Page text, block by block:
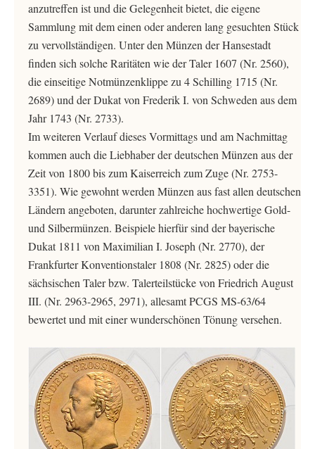
anzutreffen ist und die Gelegenheit bietet, die eigene
Sammlung mit dem einen oder anderen lang gesuchten Stück
zu vervollständigen. Unter den Münzen der Hansestadt
finden sich solche Raritäten wie der Taler 1607 (Nr. 2560),
die einseitige Notmünzenklippe zu 4 Schilling 1715 (Nr.
2689) und der Dukat von Frederik I. von Schweden aus dem
Jahr 1743 (Nr. 2733).
Im weiteren Verlauf dieses Vormittags und am Nachmittag
kommen auch die Liebhaber der deutschen Münzen aus der
Zeit von 1800 bis zum Kaiserreich zum Zuge (Nr. 2753-
3351). Wie gewohnt werden Münzen aus fast allen deutschen
Ländern angeboten, darunter zahlreiche hochwertige Gold-
und Silbermünzen. Beispiele hierfür sind der bayerische
Dukat 1811 von Maximilian I. Joseph (Nr. 2770), der
Frankfurter Konventionstaler 1808 (Nr. 2825) oder die
sächsischen Taler bzw. Talerteilstücke von Friedrich August
III. (Nr. 2963-2965, 2971), allesamt PCGS MS-63/64
bewertet und mit einer wunderschönen Tönung versehen.